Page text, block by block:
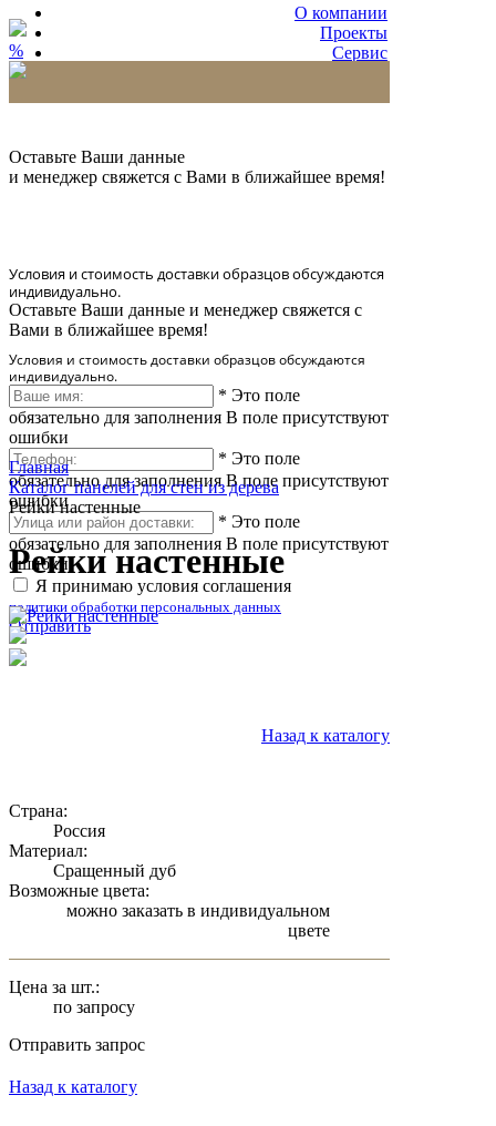
О компании
Проекты
Сервис
%
Оставьте Ваши данные
и менеджер свяжется с Вами в ближайшее время!
Условия и стоимость доставки образцов обсуждаются
индивидуально.
Оставьте Ваши данные и менеджер свяжется с
Вами в ближайшее время!
Условия и стоимость доставки образцов обсуждаются
индивидуально.
* Это поле
обязательно для заполнения В поле присутствуют
ошибки
* Это поле
обязательно для заполнения В поле присутствуют
ошибки
* Это поле
обязательно для заполнения В поле присутствуют
ошибки
Я принимаю условия соглашения
политики обработки персональных данных
Отправить
Главная
Каталог панелей для стен из дерева
Рейки настенные
Рейки настенные
Назад к каталогу
Страна:
Россия
Материал:
Сращенный дуб
Возможные цвета:
можно заказать в индивидуальном
цвете
Цена за шт.:
по запросу
Отправить запрос
Назад к каталогу